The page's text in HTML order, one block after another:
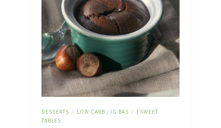
DESSERTS / LOW CARB / IG BAS /
| SWEET
TABLES